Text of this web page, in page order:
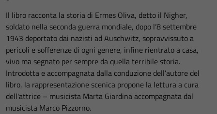
Il libro racconta la storia di Ermes Oliva, detto il Nigher,
soldato nella seconda guerra mondiale, dopo l’8 settembre
1943 deportato dai nazisti ad Auschwitz, sopravvissuto a
pericoli e sofferenze di ogni genere, infine rientrato a casa,
vivo ma segnato per sempre da quella terribile storia.
Introdotta e accompagnata dalla conduzione dell’autore del
libro, la rappresentazione scenica propone la lettura a cura
dell'attrice – musicista Marta Giardina accompagnata dal
musicista Marco Pizzorno.